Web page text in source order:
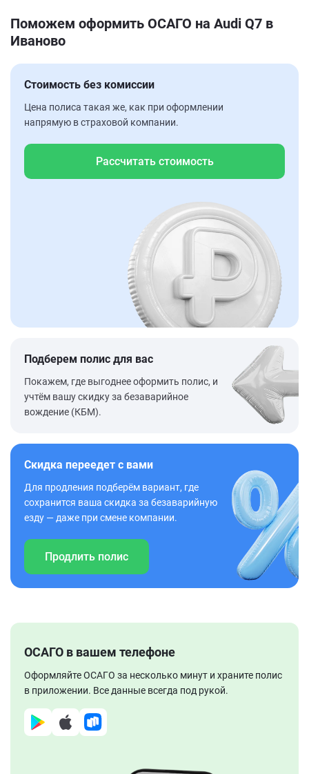
Поможем оформить ОСАГО на Audi Q7 в
Иваново
Стоимость без комиссии
Цена полиса такая же, как при оформлении
напрямую в страховой компании.
Рассчитать стоимость
Подберем полис для вас
Покажем, где выгоднее оформить полис, и
учтём вашу скидку за безаварийное
вождение (КБМ).
Скидка переедет с вами
Для продления подберём вариант, где
сохранится ваша скидка за безаварийную
езду — даже при смене компании.
Продлить полис
ОСАГО в вашем телефоне
Оформляйте ОСАГО за несколько минут и храните полис
в приложении. Все данные всегда под рукой.